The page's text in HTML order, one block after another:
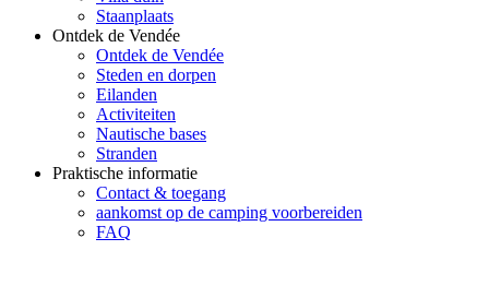
Staanplaats
Ontdek de Vendée
Ontdek de Vendée
Steden en dorpen
Eilanden
Activiteiten
Nautische bases
Stranden
Praktische informatie
Contact & toegang
aankomst op de camping voorbereiden
FAQ